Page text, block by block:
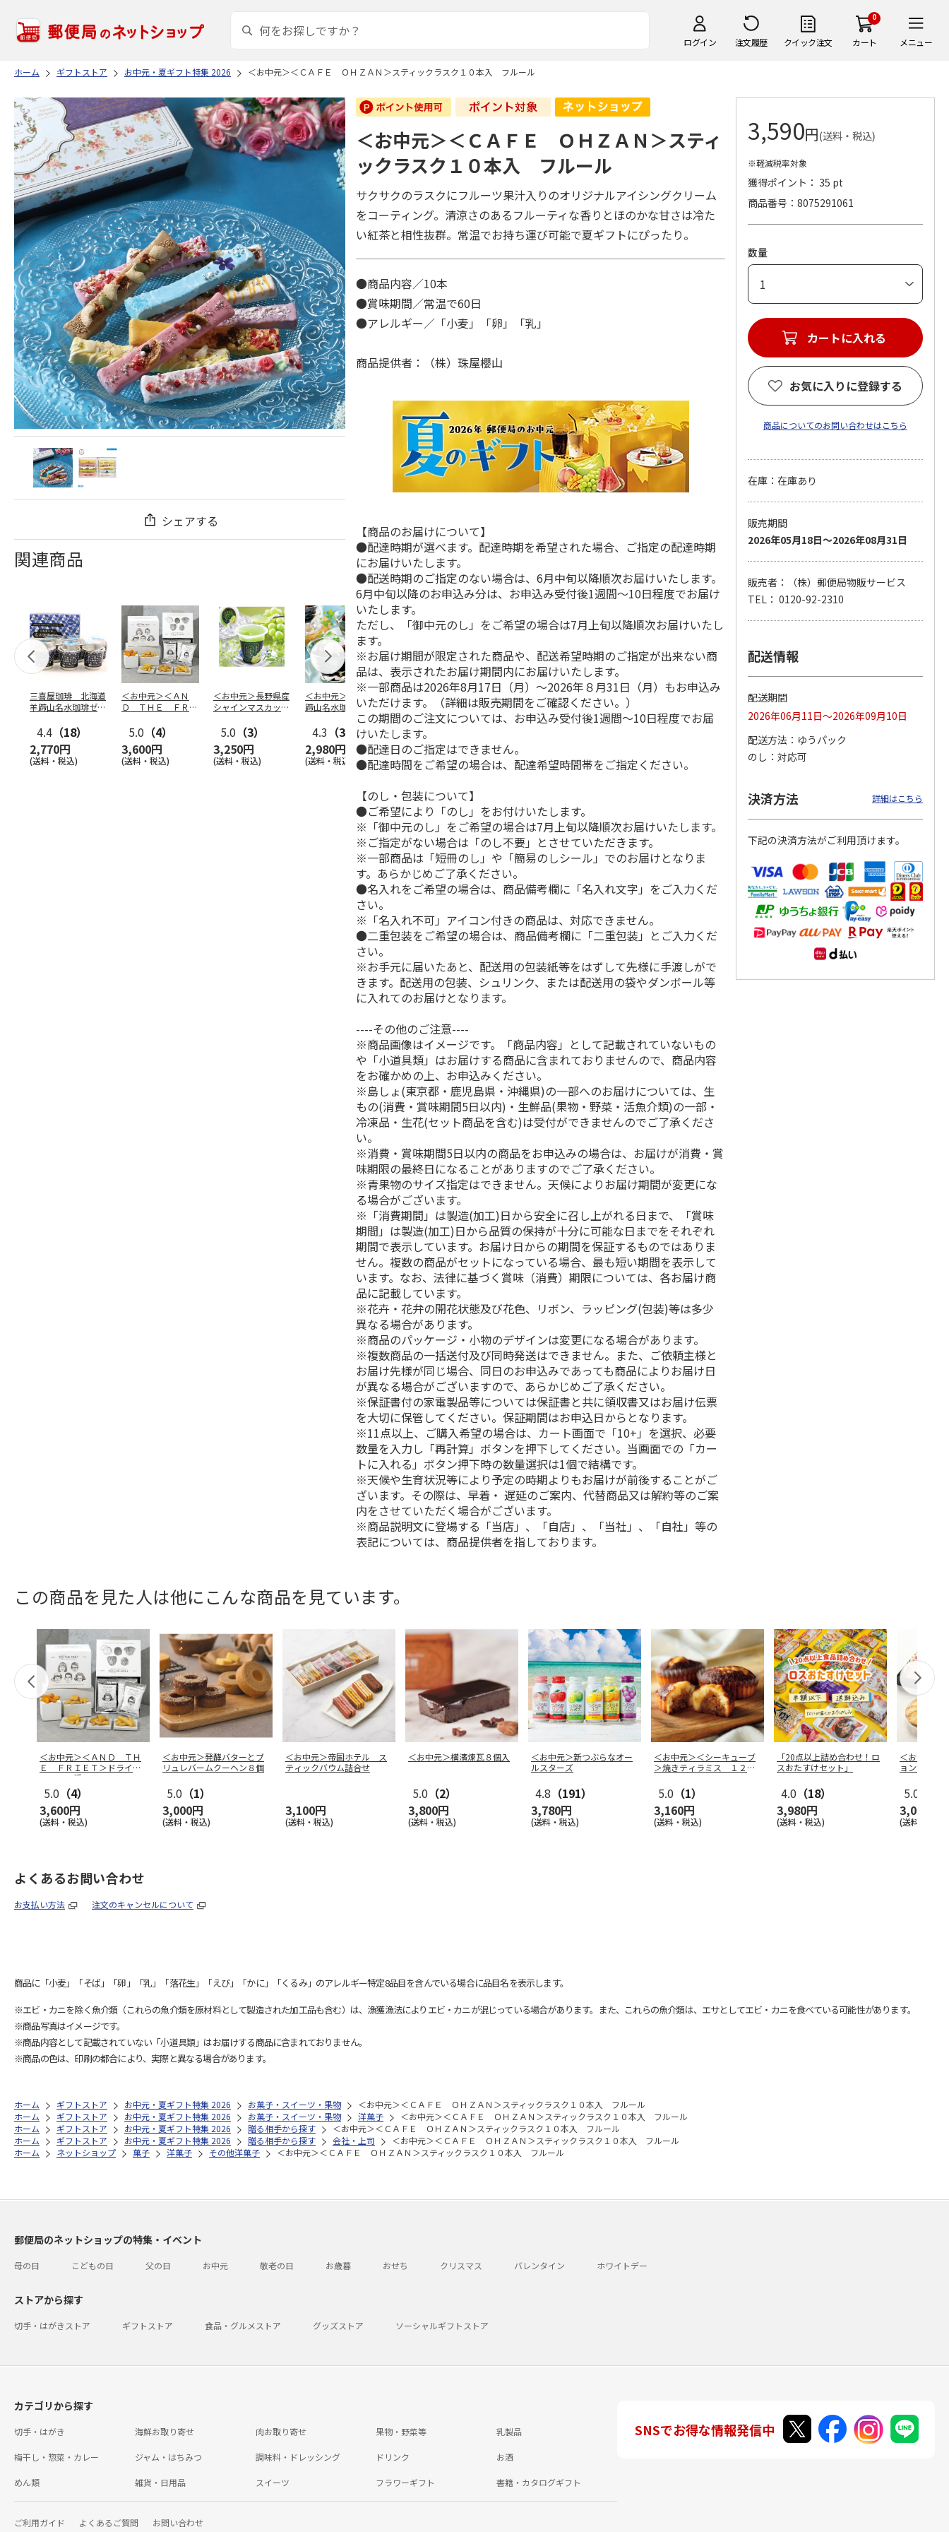
ログイン 注文履歴 クイック注文
0
カート メニュー
ホーム ギフトストア お中元・夏ギフト特集 2026 ＜お中元＞＜ＣＡＦＥ ＯＨＺＡＮ＞スティックラスク１０本入 フルール
シェアする
関連商品
三喜屋珈琲 北海道
羊蹄山名水珈琲ゼリ
4.4 （18）
2,770円
(送料・税込)
＜お中元＞＜ＡＮ
Ｄ ＴＨＥ ＦＲＩ
ト５種
…
5.0 （4）
3,600円
(送料・税込)
＜お中元＞長野県産
シャインマスカット
5.0 （3）
3,250円
(送料・税込)
＜お中元＞北海道羊
蹄山名水珈琲ゼリー
4.3 （3）
2,980円
(送料・税込)
＜お中元＞＜ひとと
え＞３層デザートジ
ュレパフェ～国産フ
ルー…
4.7（10）
2,980円
(送料・税込)
＜お中元＞＜銀座千
疋屋＞銀座ゼリー９
個
3,240円
(送料・税込)
バンホーテン「チョ
コレートシロップポ
ーション」
(送料・税込)
＜沼津深海プリン工
プリンセット
(送料・税込)
【冷凍】三國シェフ
6個セット(クレー…
5.0
（4）
4,320円
(送料・税込)
くちバーム詰合せ
＜お中元＞＜ＣＡＦＥ ＯＨＺＡＮ＞スティ
ックラスク１０本入 フルール
サクサクのラスクにフルーツ果汁入りのオリジナルアイシングクリーム
をコーティング。清涼さのあるフルーティな香りとほのかな甘さは冷た
い紅茶と相性抜群。常温でお持ち運び可能で夏ギフトにぴったり。
●商品内容／10本
●賞味期間／常温で60日
●アレルギー／「小麦」「卵」「乳」
商品提供者：（株）珠屋櫻山
【商品のお届けについて】
●配達時期が選べます。配達時期を希望された場合、ご指定の配達時期
にお届けいたします。
●配送時期のご指定のない場合は、6月中旬以降順次お届けいたします。
6月中旬以降のお申込み分は、お申込み受付後1週間～10日程度でお届け
いたします。
ただし、「御中元のし」をご希望の場合は7月上旬以降順次お届けいたし
ます。
※お届け期間が限定された商品や、配送希望時期のご指定が出来ない商
品は、表示されたお届け期間内にお届けいたします。
※一部商品は2026年8月17日（月）～2026年８月31日（月）もお申込み
いただけます。（詳細は販売期間をご確認ください。）
この期間のご注文については、お申込み受付後1週間～10日程度でお届
けいたします。
●配達日のご指定はできません。
●配達時間をご希望の場合は、配達希望時間帯をご指定ください。
【のし・包装について】
●ご希望により「のし」をお付けいたします。
※「御中元のし」をご希望の場合は7月上旬以降順次お届けいたします。
※ご指定がない場合は「のし不要」とさせていただきます。
※一部商品は「短冊のし」や「簡易のしシール」でのお届けとなりま
す。あらかじめご了承ください。
●名入れをご希望の場合は、商品備考欄に「名入れ文字」をご入力くだ
さい。
※「名入れ不可」アイコン付きの商品は、対応できません。
●二重包装をご希望の場合は、商品備考欄に「二重包装」とご入力くだ
さい。
※お手元に届いたあと、配送用の包装紙等をはずして先様に手渡しがで
きます。配送用の包装、シュリンク、または配送用の袋やダンボール等
に入れてのお届けとなります。
----その他のご注意----
※商品画像はイメージです。「商品内容」として記載されていないもの
や「小道具類」はお届けする商品に含まれておりませんので、商品内容
をお確かめの上、お申込みください。
※島しょ(東京都・鹿児島県・沖縄県)の一部へのお届けについては、生
もの(消費・賞味期間5日以内)・生鮮品(果物・野菜・活魚介類)の一部・
冷凍品・生花(セット商品を含む)は受付ができませんのでご了承くださ
い。
※消費・賞味期間5日以内の商品をお申込みの場合は、お届けが消費・賞
味期限の最終日になることがありますのでご了承ください。
※青果物のサイズ指定はできません。天候によりお届け期間が変更にな
る場合がございます。
※「消費期間」は製造(加工)日から安全に召し上がれる日まで、「賞味
期間」は製造(加工)日から品質の保持が十分に可能な日までをそれぞれ
期間で表示しています。お届け日からの期間を保証するものではありま
せん。複数の商品がセットになっている場合、最も短い期間を表示して
います。なお、法律に基づく賞味（消費）期限については、各お届け商
品に記載しています。
※花卉・花弁の開花状態及び花色、リボン、ラッピング(包装)等は多少
異なる場合があります。
※商品のパッケージ・小物のデザインは変更になる場合があります。
※複数商品の一括送付及び同時発送はできません。また、ご依頼主様と
お届け先様が同じ場合、同日のお申込みであっても商品によりお届け日
が異なる場合がございますので、あらかじめご了承ください。
※保証書付の家電製品等については保証書と共に領収書又はお届け伝票
を大切に保管してください。保証期間はお申込日からとなります。
※11点以上、ご購入希望の場合は、カート画面で「10+」を選択、必要
数量を入力し「再計算」ボタンを押下してください。当画面での「カー
トに入れる」ボタン押下時の数量選択は1個で結構です。
※天候や生育状況等により予定の時期よりもお届けが前後することがご
ざいます。その際は、早着・ 遅延のご案内、代替商品又は解約等のご案
内をさせていただく場合がございます。
※商品説明文に登場する「当店」、「自店」、「当社」、「自社」等の
表記については、商品提供者を指しております。
3,590円(送料・税込)
※軽減税率対象
獲得ポイント： 35 pt
商品番号
8075291061
数量
カートに入れる
お気に入りに登録する
商品についてのお問い合わせはこちら
在庫：在庫あり
販売期間
2026年05月18日～2026年08月31日
販売者：（株）郵便局物販サービス
TEL： 0120-92-2310
配送情報
配送期間
2026年06月11日～2026年09月10日
配送方法
ゆうパック
のし
対応可
決済方法 詳細はこちら
下記の決済方法がご利用頂けます。
この商品を見た人は他にこんな商品を見ています。
＜お中元＞＜ＡＮＤ ＴＨ
Ｅ ＦＲＩＥＴ＞ドライフ
リット５種
5.0 （4）
3,600円
(送料・税込)
＜お中元＞発酵バターとブ
リュレバームクーヘン８個
5.0 （1）
3,000円
(送料・税込)
＜お中元＞帝国ホテル ス
ティックバウム詰合せ
3,100円
(送料・税込)
＜お中元＞横濱煉瓦８個入
5.0 （2）
3,800円
(送料・税込)
＜お中元＞新つぶらなオー
ルスターズ
4.8 （191）
3,780円
(送料・税込)
＜お中元＞＜シーキューブ
＞焼きティラミス １２個
5.0 （1）
3,160円
(送料・税込)
「20点以上詰め合わせ！ロ
スおたすけセット」
4.0 （18）
3,980円
(送料・税込)
＜お中元＞
ョンサマー
5.0
3,000円
(送料・税込)
よくあるお問い合わせ
お支払い方法 注文のキャンセルについて
商品に「小麦」「そば」「卵」「乳」「落花生」「えび」「かに」「くるみ」のアレルギー特定8品目を含んでいる場合に品目名を表示します。
※エビ・カニを除く魚介類（これらの魚介類を原材料として製造された加工品も含む）は、漁獲漁法によりエビ・カニが混じっている場合があります。また、これらの魚介類は、エサとしてエビ・カニを食べている可能性があります。
※商品写真はイメージです。
※商品内容として記載されていない「小道具類」はお届けする商品に含まれておりません。
※商品の色は、印刷の都合により、実際と異なる場合があります。
ホーム ギフトストア お中元・夏ギフト特集 2026 お菓子・スイーツ・果物
＜お中元＞＜ＣＡＦＥ ＯＨＺＡＮ＞スティックラスク１０本入 フルール
ホーム
ギフトストア お中元・夏ギフト特集 2026 お菓子・スイーツ・果物 洋菓子
＜お中元＞＜ＣＡＦＥ ＯＨＺＡＮ＞スティックラスク１０本入 フルール
ホーム
ギフトストア お中元・夏ギフト特集 2026 贈る相手から探す
＜お中元＞＜ＣＡＦＥ ＯＨＺＡＮ＞スティックラスク１０本入 フルール
ホーム
ギフトストア お中元・夏ギフト特集 2026 贈る相手から探す 会社・上司
＜お中元＞＜ＣＡＦＥ ＯＨＺＡＮ＞スティックラスク１０本入 フルール
ホーム
ネットショップ 菓子 洋菓子 その他洋菓子 ＜お中元＞＜ＣＡＦＥ ＯＨＺＡＮ＞スティックラスク１０本入 フルール
郵便局のネットショップの特集・イベント
母の日 こどもの日 父の日 お中元 敬老の日 お歳暮 おせち クリスマス バレンタイン ホワイトデー
ストアから探す
切手・はがきストア ギフトストア 食品・グルメストア グッズストア ソーシャルギフトストア
カテゴリから探す
切手・はがき 海鮮お取り寄せ 肉お取り寄せ 果物・野菜等 乳製品
梅干し・惣菜・カレー ジャム・はちみつ 調味料・ドレッシング ドリンク お酒
めん類 雑貨・日用品 スイーツ フラワーギフト 書籍・カタログギフト
ご利用ガイド よくあるご質問 お問い合わせ
SNSでお得な情報発信中